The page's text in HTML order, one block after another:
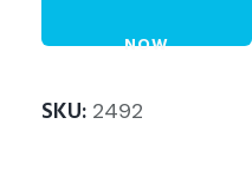
NOW
SKU: 2492